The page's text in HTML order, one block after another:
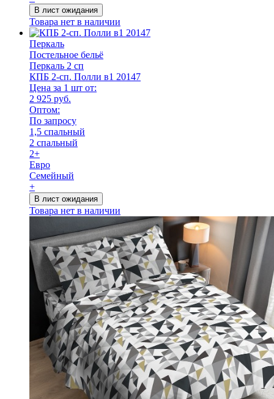
В лист ожидания
Товара нет в наличии
Перкаль
Постельное бельё
Перкаль 2 сп
КПБ 2-сп. Полли в1 20147
Цена за 1 шт от:
2 925 руб.
Оптом:
По запросу
1,5 спальный
2 спальный
2+
Евро
Семейный
+
В лист ожидания
Товара нет в наличии